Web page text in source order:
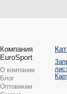
Компания
EuroSport
О компании
Блог
Оптовикам